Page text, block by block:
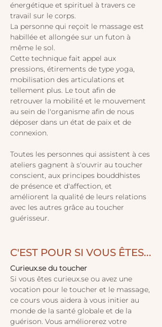
énergétique et spirituel à travers ce
travail sur le corps.
La personne qui reçoit le massage est
habillée et allongée sur un futon à
même le sol.
Cette technique fait appel aux
pressions, étirements de type yoga,
mobilisation des articulations et
tellement plus. Le tout afin de
retrouver la mobilité et le mouvement
au sein de l'organisme afin de nous
déposer dans un état de paix et de
connexion.
Toutes les personnes qui assistent à ces
ateliers gagnent à s'ouvrir au toucher
conscient, aux principes bouddhistes
de présence et d'affection, et
améliorent la qualité de leurs relations
avec les autres grâce au toucher
guérisseur.
C'EST POUR SI VOUS ÊTES...
Curieux.se du toucher
Si vous êtes curieux.se ou avez une
vocation pour le toucher et le massage,
ce cours vous aidera à vous initier au
monde de la santé globale et de la
guérison. Vous améliorerez votre